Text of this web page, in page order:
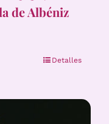
de Albéniz
Detalles